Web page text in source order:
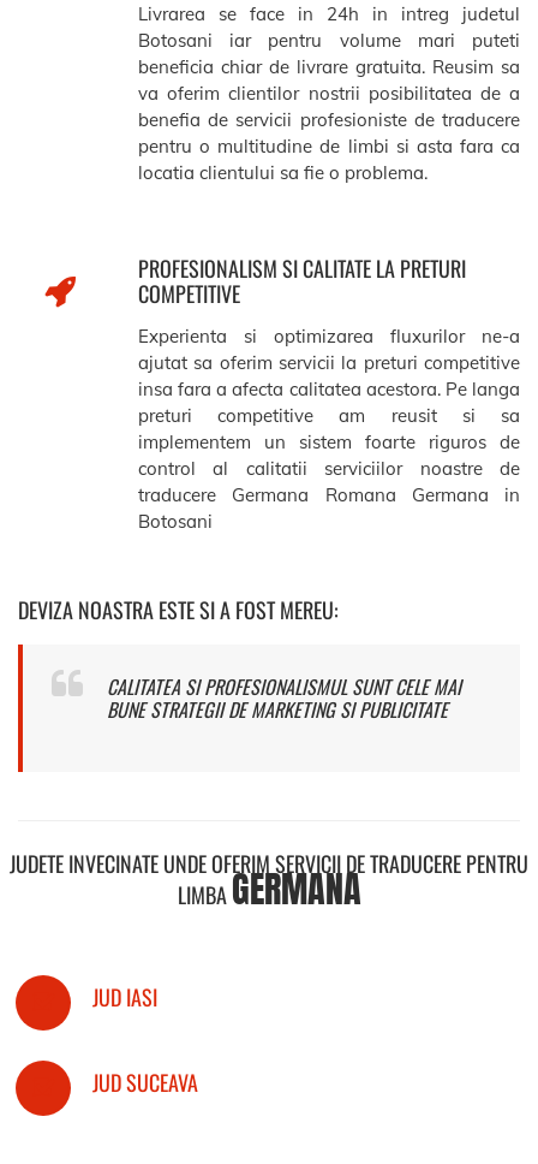
Livrarea se face in 24h in intreg judetul
Botosani iar pentru volume mari puteti
beneficia chiar de livrare gratuita. Reusim sa
va oferim clientilor nostrii posibilitatea de a
benefia de servicii profesioniste de traducere
pentru o multitudine de limbi si asta fara ca
locatia clientului sa fie o problema.
PROFESIONALISM SI CALITATE LA PRETURI
COMPETITIVE
Experienta si optimizarea fluxurilor ne-a
ajutat sa oferim servicii la preturi competitive
insa fara a afecta calitatea acestora. Pe langa
preturi competitive am reusit si sa
implementem un sistem foarte riguros de
control al calitatii serviciilor noastre de
traducere Germana Romana Germana in
Botosani
DEVIZA NOASTRA ESTE SI A FOST MEREU:
CALITATEA SI PROFESIONALISMUL SUNT CELE MAI
BUNE STRATEGII DE MARKETING SI PUBLICITATE
JUDETE INVECINATE UNDE OFERIM SERVICII DE TRADUCERE PENTRU
LIMBAGERMANA
JUD IASI
JUD SUCEAVA